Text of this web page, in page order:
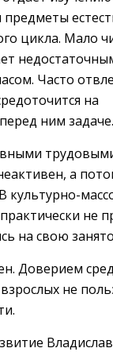
цикла. Мало
Часто
на
ним задаче.
а
культурно-
не
на свою
Доверием
не